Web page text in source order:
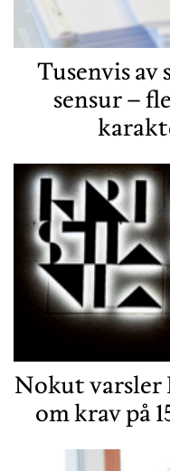
Tusenvis
sensur –
Nokut varsler
om krav på